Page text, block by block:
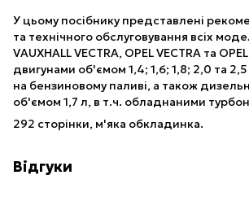
У цьому посібнику представлені
та технічного обслуговування всіх
VAUXHALL VECTRA, OPEL VECTRA та
двигунами об'ємом 1,4; 1,6; 1,8; 2,0 та
на бензиновому паливі, а також
об'ємом 1,7 л, в т.ч. обладнаними
292 сторінки, м'яка обкладинка.
Відгуки